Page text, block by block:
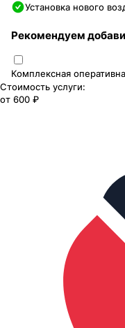
Установка нового
Рекомендуем
Комплексная
Стоимость услуги:
от 600 ₽